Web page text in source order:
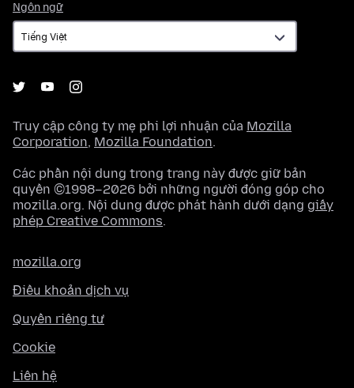
Ngôn ngữ
ngữ
Truy cập công ty mẹ phi lợi nhuận của Mozilla
Corporation, Mozilla Foundation.
Các phần nội dung trong trang này được giữ bản
quyền ©1998–2026 bởi những người đóng góp cho
mozilla.org. Nội dung được phát hành dưới dạng giấy
phép Creative Commons.
mozilla.org
Điều khoản dịch vụ
Quyền riêng tư
Cookie
Liên hệ